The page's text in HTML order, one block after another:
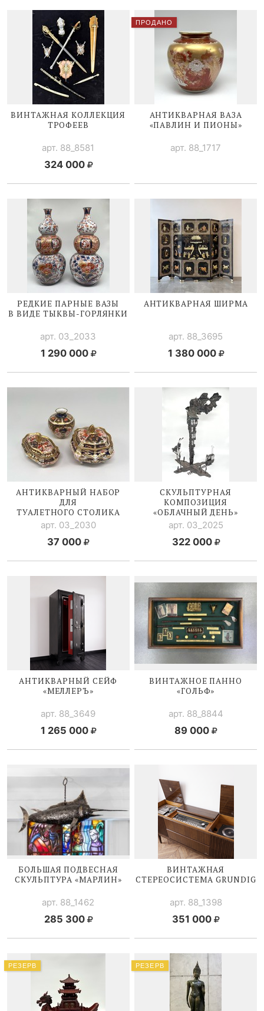
ВИНТАЖНАЯ КОЛЛЕКЦИЯ
ТРОФЕЕВ
арт. 88_8581
324 000
АНТИКВАРНАЯ ВАЗА
«ПАВЛИН И ПИОНЫ»
арт. 88_1717
ПРОДАНО
РЕДКИЕ ПАРНЫЕ ВАЗЫ
В ВИДЕТЫКВЫ-ГОРЛЯНКИ
арт. 03_2033
1 290 000
АНТИКВАРНАЯ ШИРМА
арт. 88_3695
1 380 000
АНТИКВАРНЫЙ НАБОР
ДЛЯ
ТУАЛЕТНОГО СТОЛИКА
арт. 03_2030
37 000
СКУЛЬПТУРНАЯ
КОМПОЗИЦИЯ
«ОБЛАЧНЫЙ ДЕНЬ»
арт. 03_2025
322 000
АНТИКВАРНЫЙ СЕЙФ
«МЕЛЛЕРЪ»
арт. 88_3649
1 265 000
ВИНТАЖНОЕ ПАННО
«ГОЛЬФ»
арт. 88_8844
89 000
БОЛЬШАЯ ПОДВЕСНАЯ
СКУЛЬПТУРА «МАРЛИН»
арт. 88_1462
285 300
ВИНТАЖНАЯ
СТЕРЕОСИСТЕМА GRUNDIG
арт. 88_1398
351 000
РЕЗЕРВ РЕЗЕРВ